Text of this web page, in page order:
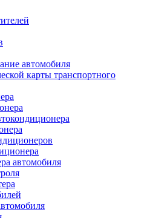
автомобиля
карты транспортного
автомобиля